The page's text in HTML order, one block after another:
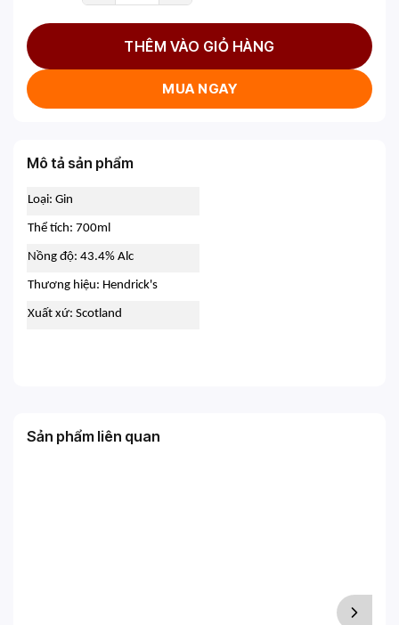
THÊM VÀO GIỎ HÀNG
MUA NGAY
Mô tả sản phẩm
Loại: Gin
Thể tích: 700ml
Nồng độ: 43.4% Alc
Thương hiệu: Hendrick's
Xuất xứ: Scotland
Sản phẩm liên quan